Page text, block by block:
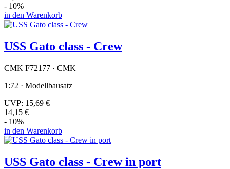
- 10%
in den Warenkorb
USS Gato class - Crew
CMK F72177 · CMK
1:72 · Modellbausatz
UVP: 15,69 €
14,15 €
- 10%
in den Warenkorb
USS Gato class - Crew in port